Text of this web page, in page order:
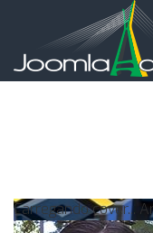
Carregando cover...